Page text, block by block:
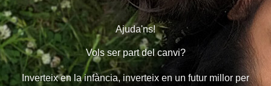
Ajuda'ns!
Vols ser part del canvi?
Inverteix en la infància, inverteix en un futur millor per